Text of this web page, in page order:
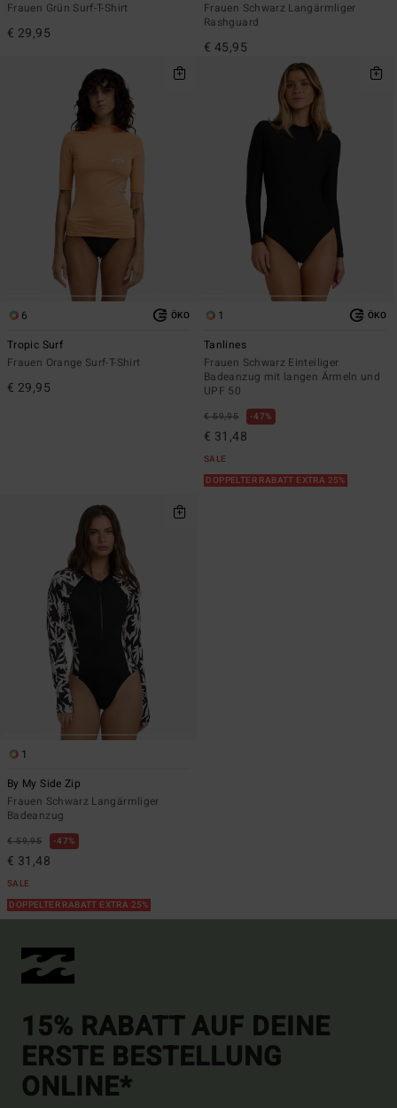
Frauen Grün Surf-T-Shirt
€ 29,95
Frauen Schwarz Langärmliger
Rashguard
€ 45,95
6 ÖKO
Tropic Surf
Frauen Orange Surf-T-Shirt
€ 29,95
1 ÖKO
Tanlines
Frauen Schwarz Einteiliger
Badeanzug mit langen Ärmeln und
UPF 50
€ 59,95 47%
€ 31,48
SALE
DOPPELTER RABATT EXTRA 25%
1
By My Side Zip
Frauen Schwarz Langärmliger
Badeanzug
€ 59,95 47%
€ 31,48
SALE
DOPPELTER RABATT EXTRA 25%
15% RABATT AUF DEINE
ERSTE BESTELLUNG
ONLINE*